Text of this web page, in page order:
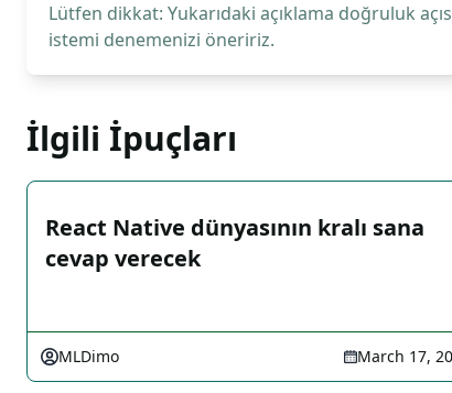
Lütfen dikkat: Yukarıdaki açıklama doğruluk
istemi denemenizi öneririz.
İlgili İpuçları
React Native dünyasının kralı sana
cevap verecek
MLDimo March 17,